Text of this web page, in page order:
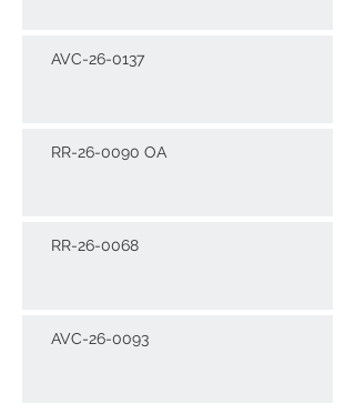
AVC-26-0137
RR-26-0090 OA
RR-26-0068
AVC-26-0093